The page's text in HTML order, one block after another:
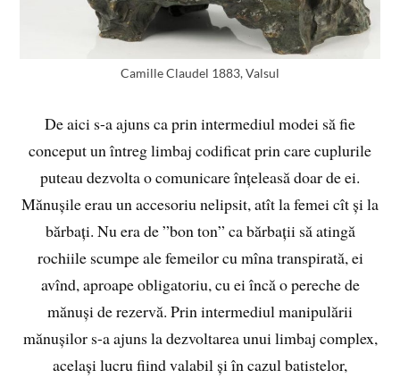
Camille Claudel 1883, Valsul
De aici s-a ajuns ca prin intermediul modei să fie
conceput un întreg limbaj codificat prin care cuplurile
puteau dezvolta o comunicare înțeleasă doar de ei.
Mănușile erau un accesoriu nelipsit, atît la femei cît și la
bărbați. Nu era de ”bon ton” ca bărbații să atingă
rochiile scumpe ale femeilor cu mîna transpirată, ei
avînd, aproape obligatoriu, cu ei încă o pereche de
mănuși de rezervă. Prin intermediul manipulării
mănușilor s-a ajuns la dezvoltarea unui limbaj complex,
același lucru fiind valabil și în cazul batistelor,